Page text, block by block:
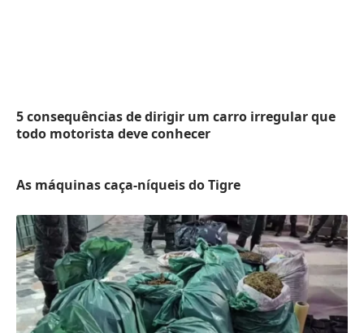
5 consequências de dirigir um carro irregular que
todo motorista deve conhecer
As máquinas caça-níqueis do Tigre